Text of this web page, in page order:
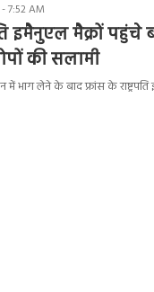
7:52 AM
इमैनुएल मैक्रों पहुंचे
की सलामी
भाग लेने के बाद फ्रांस के राष्ट्रपति